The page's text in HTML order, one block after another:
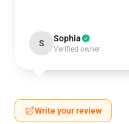
S Sophia
Verified owner
Write your review